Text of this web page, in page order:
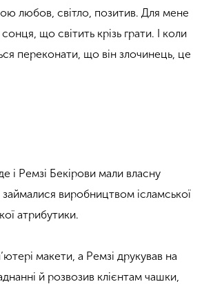
любов, світло, позитив. Для мене
що світить крізь грати. І коли
переконати, що він злочинець, це
і Ремзі Бекірови мали власну
виробництвом ісламської
атрибутики.
макети, а Ремзі друкував на
й розвозив клієнтам чашки,